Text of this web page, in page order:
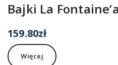
Bajki La Fontaine’a
159.80zł
Więcej